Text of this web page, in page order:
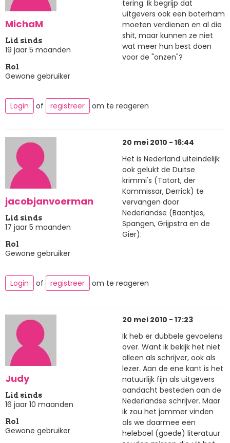
MichaM
Lid sinds
19 jaar 5 maanden
Rol
Gewone gebruiker
tering. Ik begrijp dat
uitgevers ook een boterham
moeten verdienen en al die
shit, maar kunnen ze niet
wat meer hun best doen
voor de "onzen"?
Login of registreer om te reageren
jacobjanvoerman
Lid sinds
17 jaar 5 maanden
Rol
Gewone gebruiker
20 mei 2010 - 16:44
Het is Nederland uiteindelijk
ook gelukt de Duitse
krimmi's (Tatort, der
Kommissar, Derrick) te
vervangen door
Nederlandse (Baantjes,
Spangen, Grijpstra en de
Gier).
Login of registreer om te reageren
Judy
Lid sinds
16 jaar 10 maanden
Rol
Gewone gebruiker
20 mei 2010 - 17:23
Ik heb er dubbele gevoelens
over. Want ik bekijk het niet
alleen als schrijver, ook als
lezer. Aan de ene kant is het
natuurlijk fijn als uitgevers
aandacht besteden aan de
Nederlandse schrijver. Maar
ik zou het jammer vinden
als we daarmee een
heleboel (goede) literatuur